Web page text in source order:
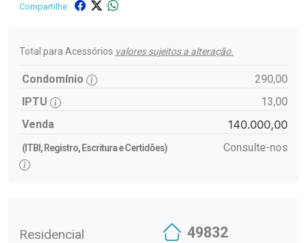
Compartilhe:
Total para Acessórios valores sujeitos a alteração.
Condomínio
290,00
IPTU
13,00
Venda
140.000,00
(ITBI, Registro, Escritura e Certidões) Consulte-nos
Residencial 49832